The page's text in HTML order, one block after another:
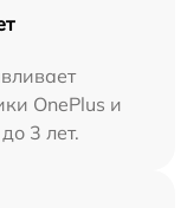
OnePlus и
3 лет.